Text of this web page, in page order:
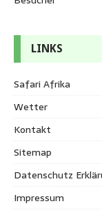
LINKS
Safari Afrika
Wetter
Kontakt
Sitemap
Datenschutz
Impressum